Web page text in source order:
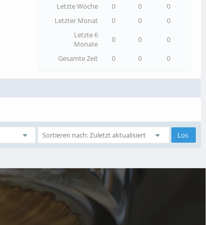
Letzte Woche
0 0
0
Letzter Monat
0 0
0
Letzte 6
Monate
0 0 0
Gesamte Zeit 0 0 0